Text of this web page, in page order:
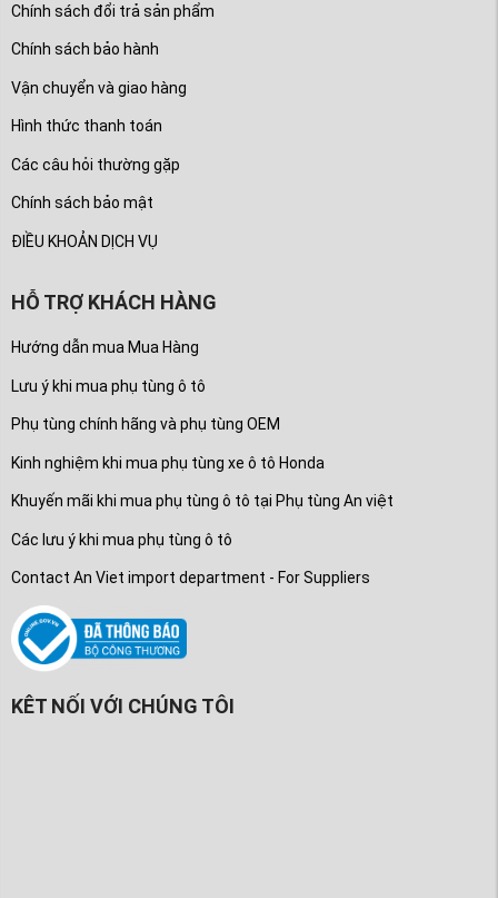
Chính sách đổi trả sản phẩm
Chính sách bảo hành
Vận chuyển và giao hàng
Hình thức thanh toán
Các câu hỏi thường gặp
Chính sách bảo mật
ĐIỀU KHOẢN DỊCH VỤ
HỖ TRỢ KHÁCH HÀNG
Hướng dẫn mua Mua Hàng
Lưu ý khi mua phụ tùng ô tô
Phụ tùng chính hãng và phụ tùng OEM
Kinh nghiệm khi mua phụ tùng xe ô tô Honda
Khuyến mãi khi mua phụ tùng ô tô tại Phụ tùng An việt
Các lưu ý khi mua phụ tùng ô tô
Contact An Viet import department - For Suppliers
KÊT NỐI VỚI CHÚNG TÔI